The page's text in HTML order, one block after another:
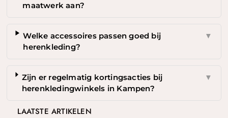
maatwerk aan?
Welke accessoires passen goed bij
herenkleding?
▼
Zijn er regelmatig kortingsacties bij
herenkledingwinkels in Kampen?
▼
LAATSTE ARTIKELEN